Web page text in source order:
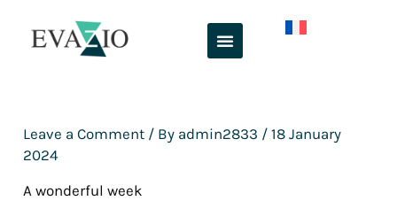
content
Leave a Comment / By admin2833 /18 January
2024
A wonderful week